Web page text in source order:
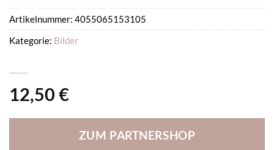
12,50 €
ZUM PARTNERSHOP
Artikelnummer: 4055065153105
Kategorie: Bilder